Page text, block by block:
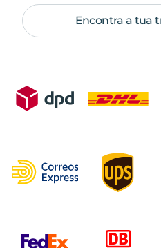
Encontra a tua